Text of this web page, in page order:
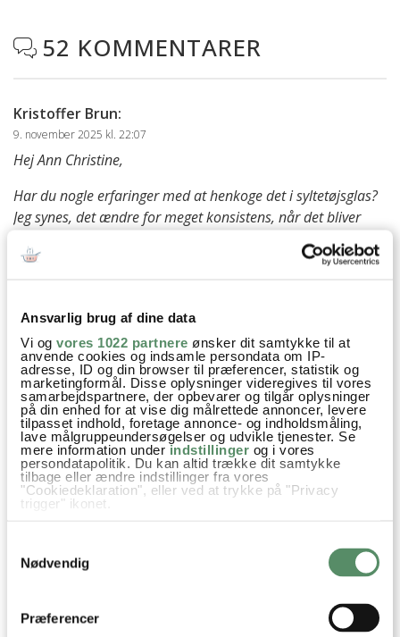
Ansvarlig brug af dine data
Vi og vores 1022 partnere ønsker dit samtykke til at
anvende cookies og indsamle persondata om IP-
adresse, ID og din browser til præferencer, statistik og
marketingformål. Disse oplysninger videregives til vores
samarbejdspartnere, der opbevarer og tilgår oplysninger
på din enhed for at vise dig målrettede annoncer, levere
tilpasset indhold, foretage annonce- og indholdsmåling,
lave målgruppeundersøgelser og udvikle tjenester. Se
mere information underindstillinger og i vores
persondatapolitik. Du kan altid trække dit samtykke
tilbage eller ændre indstillinger fra vores
"Cookiedeklaration", eller ved at trykke på "Privacy
trigger" ikonet.
Indsamle præcise oplysninger om din placering,
der kan være nøjagtig inden for få meter
Identificere din enhed baseret på en scanning af
Nødvendig
Præferencer
 52 KOMMENTARER
Kristoffer Brun:
9. november 2025 kl. 22:07
Hej Ann Christine,
Har du nogle erfaringer med at henkoge det i syltetøjsglas?
Jeg synes, det ændre for meget konsistens, når det bliver
Mvh Kristoffer
besvar
Ann-Christine:
10. november 2025 kl. 14:38
Hej Kristoffer
Henkoge øllebrød? -det har jeg ikke prøvet. Du
må endelig skrive igen her, hvis du
eksperimenter med det og kommer frem til
Karina Schaanning Wiedenhofer